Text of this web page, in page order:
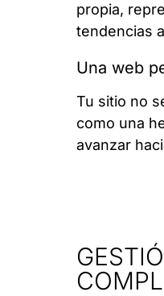
propia,
tendencias
Una web
Tu sitio no
como una
avanzar